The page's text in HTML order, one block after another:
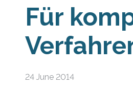
Für
24 June 2014